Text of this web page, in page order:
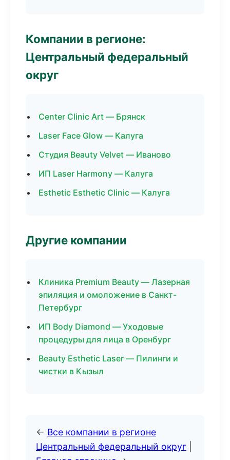
Компании в регионе:
Центральный федеральный
округ
Center Clinic Art — Брянск
Laser Face Glow — Калуга
Студия Beauty Velvet — Иваново
ИП Laser Harmony — Калуга
Esthetic Esthetic Clinic — Калуга
Другие компании
Клиника Premium Beauty — Лазерная
эпиляция и омоложение в Санкт-
Петербург
ИП Body Diamond — Уходовые
процедуры для лица в Оренбург
Beauty Esthetic Laser — Пилинги и
чистки в Кызыл
← Все компании в регионе
Центральный федеральный округ